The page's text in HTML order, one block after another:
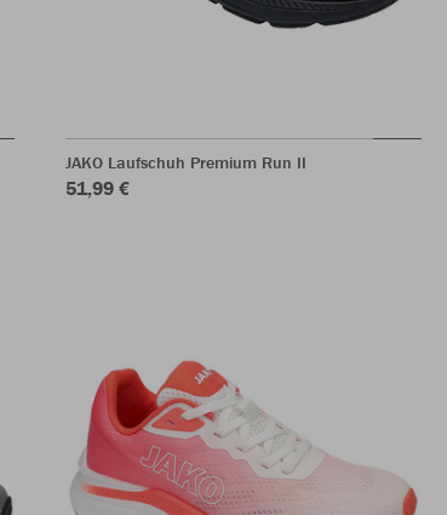
JAKO Laufschuh Premium Run II
51,99 €